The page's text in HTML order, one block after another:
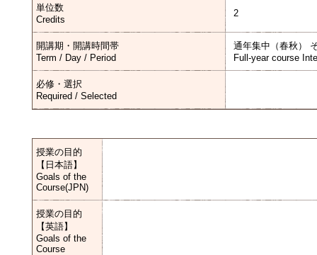
単位数
Credits
2
開講期・開講時間帯
Term / Day / Period
通年集中（春秋）
Full-year course
必修・選択
Required / Selected
授業の目的
【日本語】
Goals of the
Course(JPN)
授業の目的
【英語】
Goals of the
Course